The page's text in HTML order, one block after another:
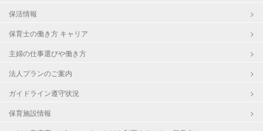
保活情報
保育士の働き方 キャリア
主婦の仕事選びや働き方
法人プランのご案内
ガイドライン遵守状況
保育施設情報